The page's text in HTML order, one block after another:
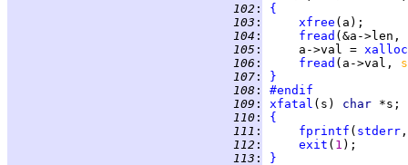
102 :
{
103 : xfree
104 : fread (&a->len,
105 :
     a->val =
xalloc
106 : fread (a->val,
107 :
}
108 :
#endif
109 : xfatal (s) char
110 :
{
111 : fprintf ( stderr
112 : exit ( 1
113 : }